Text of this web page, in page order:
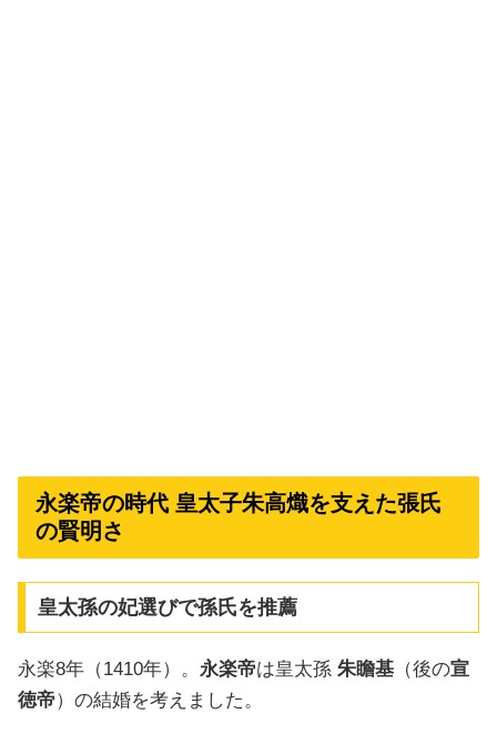
永楽帝の時代 皇太子朱高熾を支えた張氏
の賢明さ
皇太孫の妃選びで孫氏を推薦
永楽8年（1410年）。 永楽帝は皇太孫 朱瞻基 （後の宣
徳帝）の結婚を考えました。